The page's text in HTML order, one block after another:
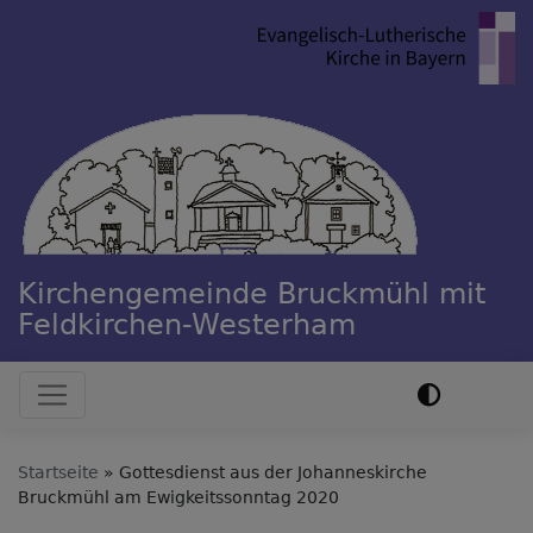
Kirchengemeinde Bruckmühl mit
Feldkirchen-Westerham
Hauptnavigation
Startseite
Gottesdienst aus der Johanneskirche
Bruckmühl am Ewigkeitssonntag 2020